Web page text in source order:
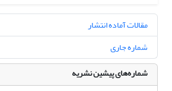
مقالات آماده انتشار
شماره جاری
شماره‌های پیشین نشریه